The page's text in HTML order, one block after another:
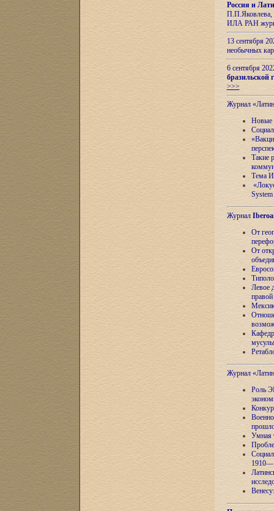
Россия и
П.П.Яковлева,
ИЛА РАН
13 сентября
необычных
6 сентября
бразильской
>>>
Журнал
Новые
Такие
Тема
Журнал
От
От
Левое
Журнал
Роль
Умная